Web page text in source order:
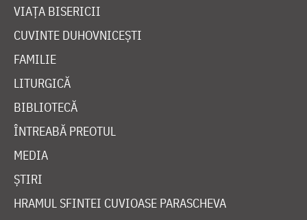
VIAȚA BISERICII
CUVINTE DUHOVNICEȘTI
FAMILIE
LITURGICĂ
BIBLIOTECĂ
ÎNTREABĂ PREOTUL
MEDIA
ȘTIRI
HRAMUL SFINTEI CUVIOASE PARASCHEVA